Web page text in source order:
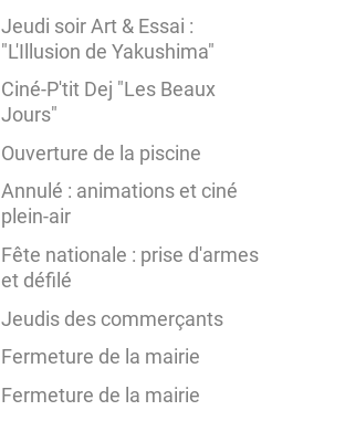
Jeudi soir Art & Essai :
"L'Illusion de Yakushima"
Ciné-P'tit Dej "Les Beaux
Jours"
Ouverture de la piscine
Annulé : animations et ciné
plein-air
Fête nationale : prise d'armes
et défilé
Jeudis des commerçants
Fermeture de la mairie
Fermeture de la mairie